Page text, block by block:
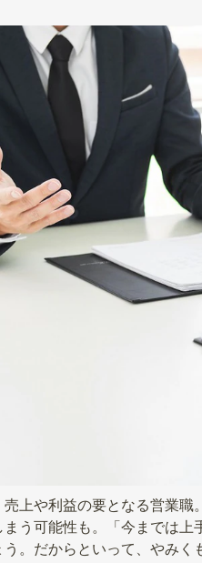
売上や利益の要となる営業
まう可能性も。「今までは
う。だからといって、やみ